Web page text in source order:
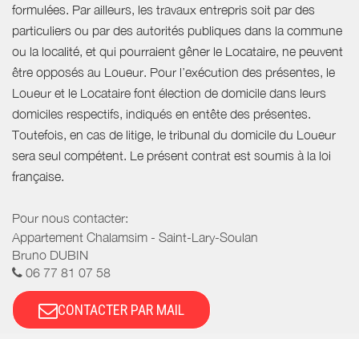
formulées. Par ailleurs, les travaux entrepris soit par des
particuliers ou par des autorités publiques dans la commune
ou la localité, et qui pourraient gêner le Locataire, ne peuvent
être opposés au Loueur. Pour l’exécution des présentes, le
Loueur et le Locataire font élection de domicile dans leurs
domiciles respectifs, indiqués en entête des présentes.
Toutefois, en cas de litige, le tribunal du domicile du Loueur
sera seul compétent. Le présent contrat est soumis à la loi
française.
Pour nous contacter:
Appartement Chalamsim - Saint-Lary-Soulan
Bruno DUBIN
06 77 81 07 58
CONTACTER PAR MAIL